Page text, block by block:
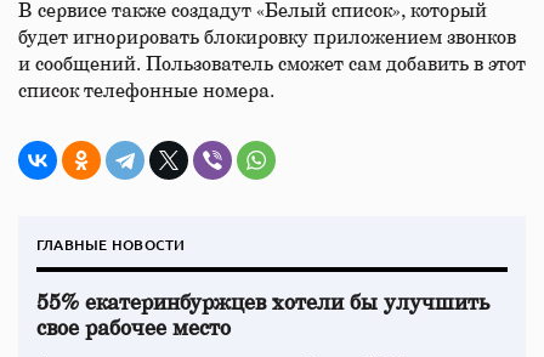
В сервисе также создадут «Белый список», который
будет игнорировать блокировку приложением звонков
и сообщений. Пользователь сможет сам добавить в этот
список телефонные номера.
ГЛАВНЫЕ НОВОСТИ
55% екатеринбуржцев хотели бы улучшить
свое рабочее место